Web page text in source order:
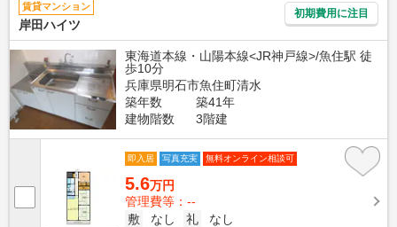
賃貸マンション
岸田ハイツ
初期費用に注目
東海道本線・山陽本線<JR神戸線>/魚住駅 徒
歩10分
兵庫県明石市魚住町清水
築年数
築41年
建物階数
3階建
即入居 写真充実 無料オンライン相談可
5.6万円
管理費等：--
敷
なし 礼
なし